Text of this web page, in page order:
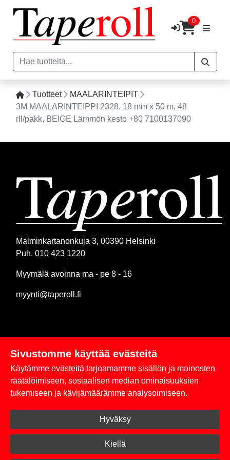
0
Tuotteet
MAALARINTEIPIT
3M MAALARINTEIPPI 2328, 18 mm x 50 m, 48
rll/pakk, BEIGE Lämmön kesto +80 7100137090
Malminkartanonkuja 3, 00390 Helsinki
Puh. 010 423 1220
Myymälä avoinna ma - pe 8 - 16
myynti@taperoll.fi
Linkit
Rekisteriseloste
Toimitus- ja maksuehdot
Kirjaudu sisään
Sivustomme käyttää evästeitä
Käytämme evästeitä tarjoamamme sisällön ja mainosten
räätälöimiseen, sosiaalisen median ominaisuuksien
tukemiseen ja kävijämäärämme analysoimiseen.
Hyväksy
Kiellä